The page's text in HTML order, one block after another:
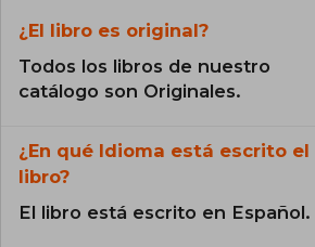
¿El libro es original?
Todos los libros de nuestro
catálogo son Originales.
¿En qué Idioma está escrito el
libro?
El libro está escrito en Español.